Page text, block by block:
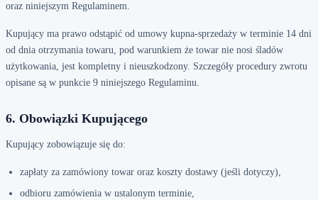
oraz niniejszym Regulaminem.
Kupujący ma prawo odstąpić od umowy kupna-sprzedaży w terminie 14 dni
od dnia otrzymania towaru, pod warunkiem że towar nie nosi śladów
użytkowania, jest kompletny i nieuszkodzony. Szczegóły procedury zwrotu
opisane są w punkcie 9 niniejszego Regulaminu.
6. Obowiązki Kupującego
Kupujący zobowiązuje się do:
zapłaty za zamówiony towar oraz koszty dostawy (jeśli dotyczy),
odbioru zamówienia w ustalonym terminie,